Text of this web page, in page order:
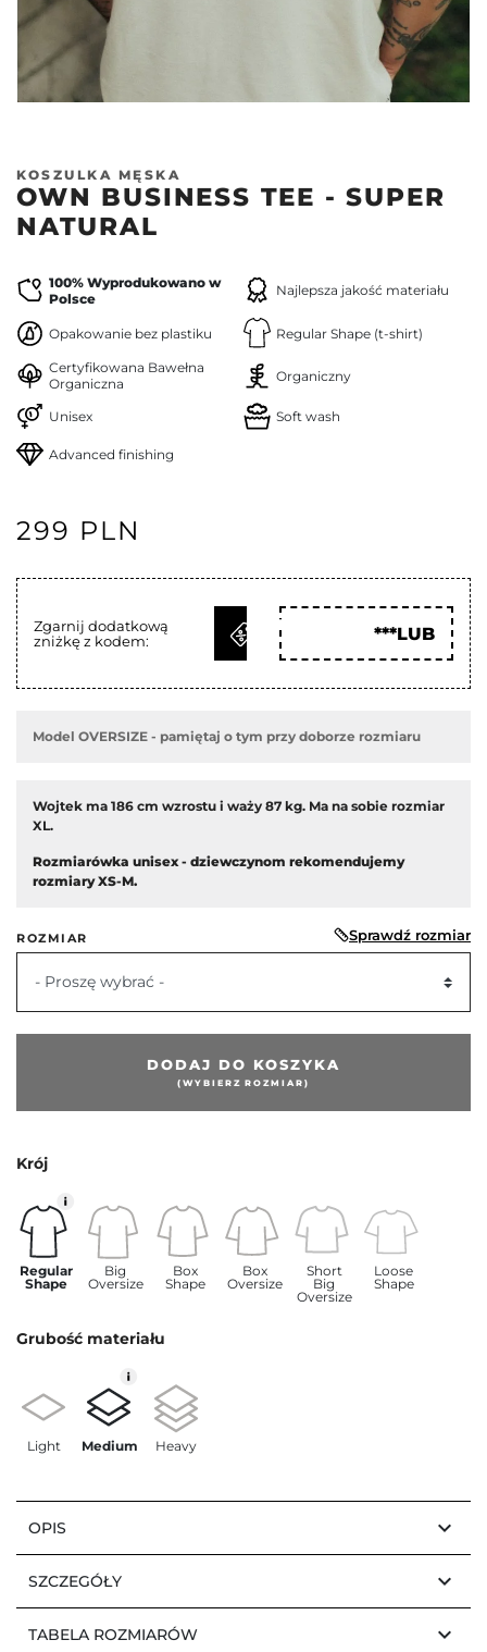
KOSZULKA MĘSKA
OWN BUSINESS TEE - SUPER
NATURAL
100% Wyprodukowano w
Polsce
Najlepsza jakość materiału
Opakowanie bez plastiku Regular Shape (t-shirt)
Certyfikowana Bawełna
Organiczna
Organiczny
Unisex Soft wash
Advanced finishing
299 PLN
Zgarnij dodatkową
zniżkę z kodem:
ODBIERZ
***LUB
Model OVERSIZE - pamiętaj o tym przy doborze rozmiaru
Wojtek ma 186 cm wzrostu i waży 87 kg. Ma na sobie rozmiar
XL.
Rozmiarówka unisex - dziewczynom rekomendujemy
rozmiary XS-M.
ROZMIAR Sprawdź rozmiar
- Proszę wybrać -
DODAJ DO KOSZYKA
(WYBIERZ ROZMIAR)
Krój
Regular
Shape
Big
Oversize
Box
Shape
Box
Oversize
Short
Big
Oversize
Loose
Shape
Grubość materiału
Light Medium Heavy
OPIS keyboard_arrow_down
SZCZEGÓŁY keyboard_arrow_down
TABELA ROZMIARÓW keyboard_arrow_down